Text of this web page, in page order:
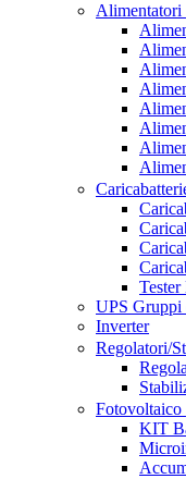
Alimentatori
Tester
UPS Gruppi
Inverter
Regolatori/
Fotovoltaico
KIT